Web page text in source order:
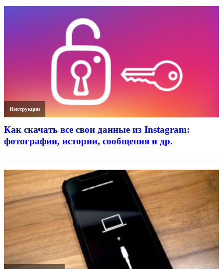
Инструкции
Как скачать все свои данные из Instagram:
фотографии, истории, сообщения и др.